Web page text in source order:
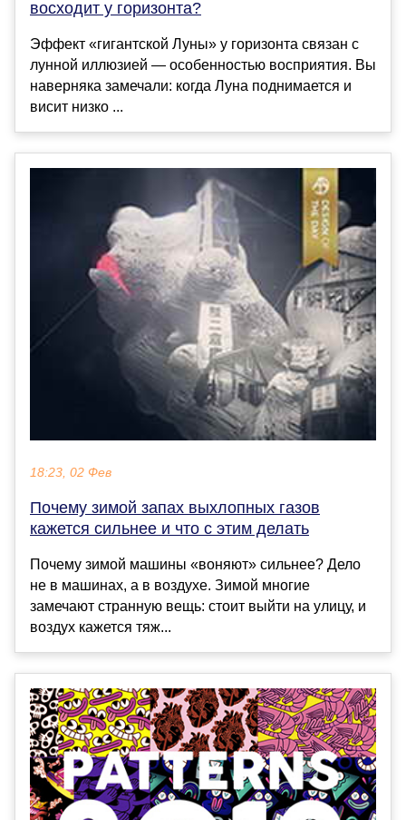
восходит у горизонта?
Эффект «гигантской Луны» у горизонта связан с
лунной иллюзией — особенностью восприятия. Вы
наверняка замечали: когда Луна поднимается и
висит низко ...
18:23, 02 Фев
Почему зимой запах выхлопных газов
кажется сильнее и что с этим делать
Почему зимой машины «воняют» сильнее? Дело
не в машинах, а в воздухе. Зимой многие
замечают странную вещь: стоит выйти на улицу, и
воздух кажется тяж...